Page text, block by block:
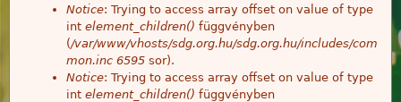
Notice: Trying to access array offset on value of type
int element_children() függvényben
(/var/www/vhosts/sdg.org.hu/sdg.org.hu/includes/com
mon.inc 6595 sor).
Notice: Trying to access array offset on value of type
int element_children() függvényben